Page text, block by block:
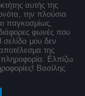
αυτής της
την πλούσια
παγκοσμίως,
φωνές που
σελίδα μου δεν
της
Ελπίζω
Βασίλης